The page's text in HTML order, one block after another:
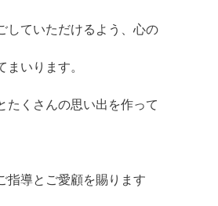
していただけるよう、心の
まいります。
たくさんの思い出を作って
指導とご愛顧を賜ります